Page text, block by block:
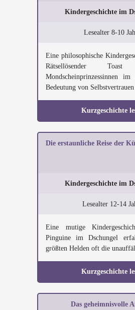
Kindergeschichte im
Lesealter 8-10
Eine philosophische
Rätsellösender
Mondscheinprinzessinnen
Bedeutung von
Kurzgeschichte
Die erstaunliche Reise der
Kindergeschichte im
Lesealter 12-14
Eine mutige
Pinguine im Dschungel
größten Helden oft die
Kurzgeschichte
Das geheimnisvolle